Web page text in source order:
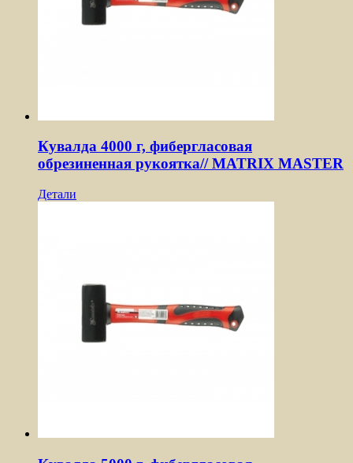
Кувалда 4000 г, фибергласовая
обрезиненная рукоятка// MATRIX MASTER
Детали